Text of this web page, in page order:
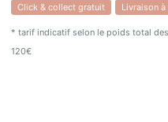
Click & collect gratuit Livraison
* tarif indicatif selon le poids total
120€